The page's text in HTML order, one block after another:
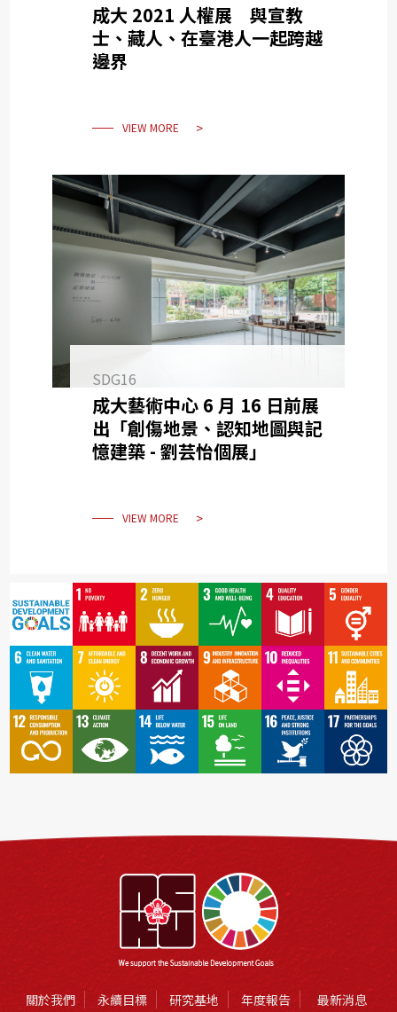
成大 2021 人權展 與宣教
士、藏人、在臺港人一起跨越
邊界
VIEW MORE
SDG16
成大藝術中心 6 月 16 日前展
出「創傷地景、認知地圖與記
憶建築 - 劉芸怡個展」
VIEW MORE
關於我們 永續目標 研究基地 年度報告 最新消息